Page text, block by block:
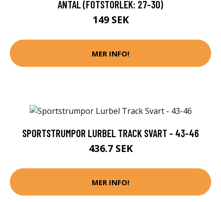
ANTAL (FOTSTORLEK: 27-30)
149 SEK
MER INFO!
SPORTSTRUMPOR LURBEL TRACK SVART - 43-46
436.7 SEK
MER INFO!